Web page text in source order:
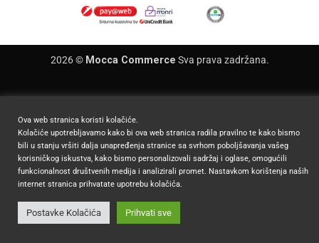
2026 © Mocca Commerce Sva prava zadržana.
Ova web stranica koristi kolačiće.
Kolačiće upotrebljavamo kako bi ova web stranica radila pravilno te kako bismo
bili u stanju vršiti dalja unapređenja stranice sa svrhom poboljšavanja vašeg
korisničkog iskustva, kako bismo personalizovali sadržaj i oglase, omogućili
funkcionalnost društvenih medija i analizirali promet. Nastavkom korištenja naših
internet stranica prihvatate upotrebu kolačića.
Postavke Kolačića Prihvati sve